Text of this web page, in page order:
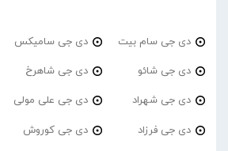
دی جی سام بیت دی جی سامیکس
دی جی شائو دی جی شاهرخ
دی جی شهراد دی جی علی مولی
دی جی فرزاد دی جی کوروش